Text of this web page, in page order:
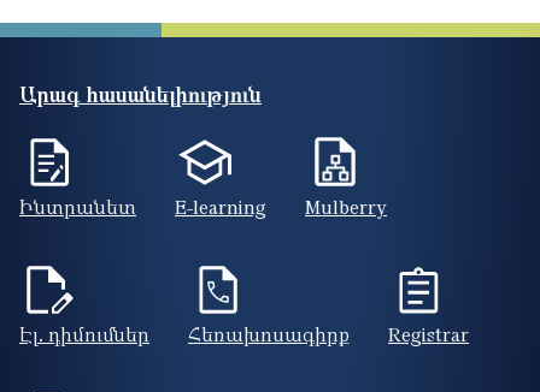
Արագ հասանելիություն
Ինտրանետ E-learning Mulberry
Էլ. դիմումներ Հեռախոսագիրք Registrar